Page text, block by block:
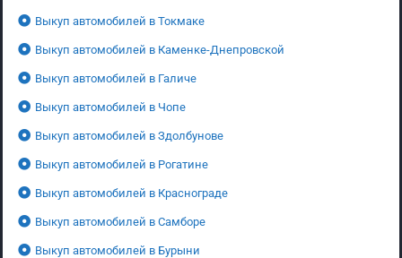
Выкуп автомобилей в Токмаке
Выкуп автомобилей в Каменке-Днепровской
Выкуп автомобилей в Галиче
Выкуп автомобилей в Чопе
Выкуп автомобилей в Здолбунове
Выкуп автомобилей в Рогатине
Выкуп автомобилей в Краснограде
Выкуп автомобилей в Самборе
Выкуп автомобилей в Бурыни